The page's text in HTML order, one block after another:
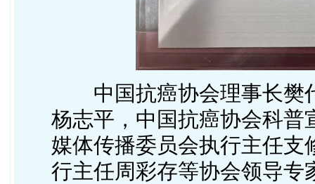
中国抗癌协会理事长樊
杨志平，中国抗癌协会科普
媒体传播委员会执行主任
行主任周彩存等协会领导专